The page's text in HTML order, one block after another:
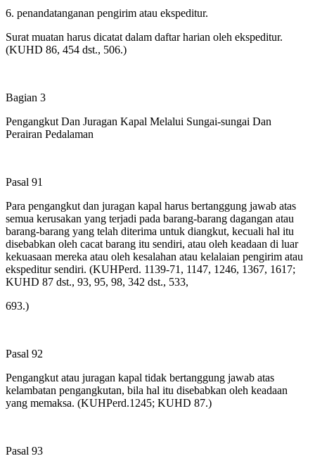
6. penandatanganan pengirim atau ekspeditur.
Surat muatan harus dicatat dalam daftar harian oleh ekspeditur.
(KUHD 86, 454 dst., 506.)
Bagian 3
Pengangkut Dan Juragan Kapal Melalui Sungai-sungai Dan
Perairan Pedalaman
Pasal 91
Para pengangkut dan juragan kapal harus bertanggung jawab atas
semua kerusakan yang terjadi pada barang-barang dagangan atau
barang-barang yang telah diterima untuk diangkut, kecuali hal itu
disebabkan oleh cacat barang itu sendiri, atau oleh keadaan di luar
kekuasaan mereka atau oleh kesalahan atau kelalaian pengirim atau
ekspeditur sendiri. (KUHPerd. 1139-71, 1147, 1246, 1367, 1617;
KUHD 87 dst., 93, 95, 98, 342 dst., 533,
693.)
Pasal 92
Pengangkut atau juragan kapal tidak bertanggung jawab atas
kelambatan pengangkutan, bila hal itu disebabkan oleh keadaan
yang memaksa. (KUHPerd.1245; KUHD 87.)
Pasal 93